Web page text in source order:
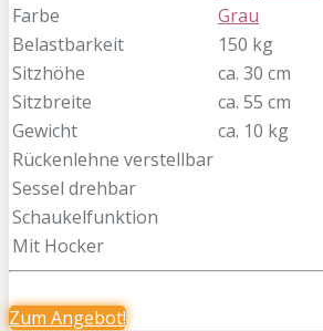
Farbe
Grau
Belastbarkeit
150 kg
Sitzhöhe
ca. 30 cm
Sitzbreite
ca. 55 cm
Gewicht
ca. 10 kg
Rückenlehne verstellbar
Sessel drehbar
Schaukelfunktion
Mit Hocker
Zum Angebot!